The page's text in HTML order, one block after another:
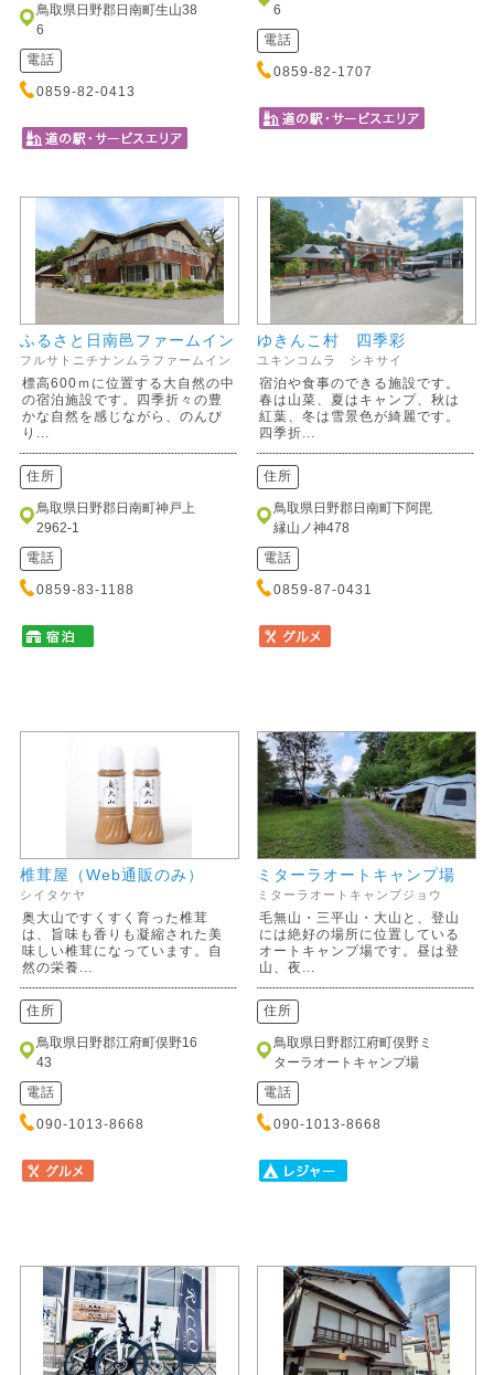
鳥取県日野郡日南町生山38
6
電話
0859-82-0413
6
電話
0859-82-1707
ふるさと日南邑ファームイン
フルサトニチナンムラファームイン
標高600ｍに位置する大自然の中
の宿泊施設です。四季折々の豊
かな自然を感じながら、のんび
り...
住所
鳥取県日野郡日南町神戸上
2962-1
電話
0859-83-1188
ゆきんこ村 四季彩
ユキンコムラ シキサイ
宿泊や食事のできる施設です。
春は山菜、夏はキャンプ、秋は
紅葉、冬は雪景色が綺麗です。
四季折...
住所
鳥取県日野郡日南町下阿毘
縁山ノ神478
電話
0859-87-0431
椎茸屋（Web通販のみ）
シイタケヤ
奥大山ですくすく育った椎茸
は、旨味も香りも凝縮された美
味しい椎茸になっています。自
然の栄養...
住所
鳥取県日野郡江府町俣野16
43
電話
090-1013-8668
ミターラオートキャンプ場
ミターラオートキャンプジョウ
毛無山・三平山・大山と、登山
には絶好の場所に位置している
オートキャンプ場です。昼は登
山、夜...
住所
鳥取県日野郡江府町俣野ミ
ターラオートキャンプ場
電話
090-1013-8668